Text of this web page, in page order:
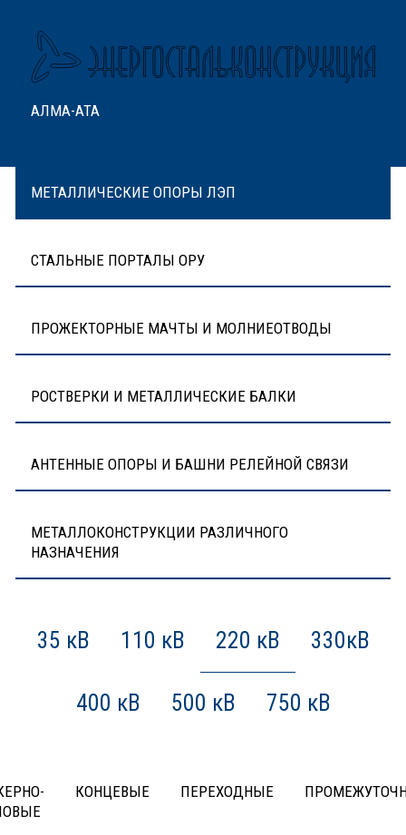
АЛМА-АТА
МЕТАЛЛИЧЕСКИЕ ОПОРЫ ЛЭП
СТАЛЬНЫЕ ПОРТАЛЫ ОРУ
ПРОЖЕКТОРНЫЕ МАЧТЫ И МОЛНИЕОТВОДЫ
РОСТВЕРКИ И МЕТАЛЛИЧЕСКИЕ БАЛКИ
АНТЕННЫЕ ОПОРЫ И БАШНИ РЕЛЕЙНОЙ СВЯЗИ
МЕТАЛЛОКОНСТРУКЦИИ РАЗЛИЧНОГО
НАЗНАЧЕНИЯ
35 кВ 110 кВ 220 кВ 330кВ
400 кВ 500 кВ 750 кВ
КОНЦЕВЫЕ ПЕРЕХОДНЫЕ